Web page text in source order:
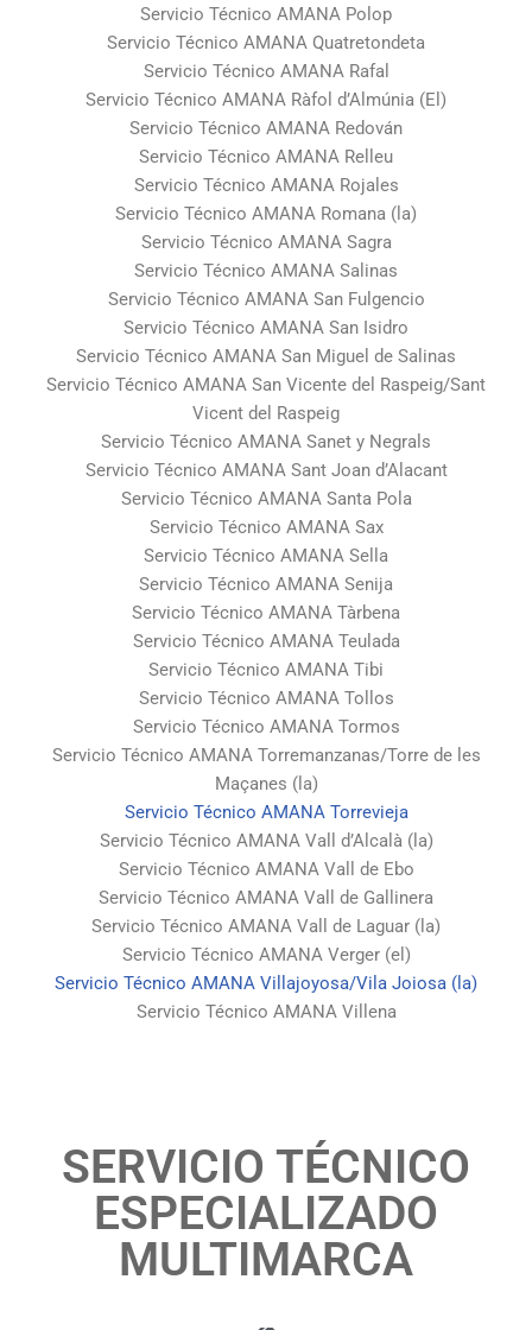
Servicio Técnico AMANA Polop
Servicio Técnico AMANA Quatretondeta
Servicio Técnico AMANA Rafal
Servicio Técnico AMANA Ràfol d’Almúnia (El)
Servicio Técnico AMANA Redován
Servicio Técnico AMANA Relleu
Servicio Técnico AMANA Rojales
Servicio Técnico AMANA Romana (la)
Servicio Técnico AMANA Sagra
Servicio Técnico AMANA Salinas
Servicio Técnico AMANA San Fulgencio
Servicio Técnico AMANA San Isidro
Servicio Técnico AMANA San Miguel de Salinas
Servicio Técnico AMANA San Vicente del Raspeig/Sant
Vicent del Raspeig
Servicio Técnico AMANA Sanet y Negrals
Servicio Técnico AMANA Sant Joan d’Alacant
Servicio Técnico AMANA Santa Pola
Servicio Técnico AMANA Sax
Servicio Técnico AMANA Sella
Servicio Técnico AMANA Senija
Servicio Técnico AMANA Tàrbena
Servicio Técnico AMANA Teulada
Servicio Técnico AMANA Tibi
Servicio Técnico AMANA Tollos
Servicio Técnico AMANA Tormos
Servicio Técnico AMANA Torremanzanas/Torre de les
Maçanes (la)
Servicio Técnico AMANA Torrevieja
Servicio Técnico AMANA Vall d’Alcalà (la)
Servicio Técnico AMANA Vall de Ebo
Servicio Técnico AMANA Vall de Gallinera
Servicio Técnico AMANA Vall de Laguar (la)
Servicio Técnico AMANA Verger (el)
Servicio Técnico AMANA Villajoyosa/Vila Joiosa (la)
Servicio Técnico AMANA Villena
SERVICIO TÉCNICO
ESPECIALIZADO
MULTIMARCA